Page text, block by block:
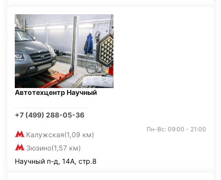
Автотехцентр Научный
+7 (499) 288-05-36
Калужская(1,09 км)
Зюзино(1,57 км)
Пн-Вс: 09:00 - 21:00
Научный п-д, 14А, стр.8